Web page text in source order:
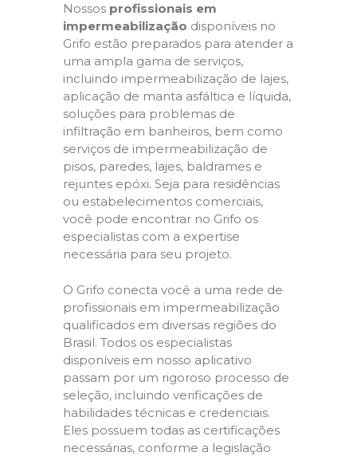
Nossos profissionais em
impermeabilização disponíveis no
Grifo estão preparados para atender a
uma ampla gama de serviços,
incluindo impermeabilização de lajes,
aplicação de manta asfáltica e líquida,
soluções para problemas de
infiltração em banheiros, bem como
serviços de impermeabilização de
pisos, paredes, lajes, baldrames e
rejuntes epóxi. Seja para residências
ou estabelecimentos comerciais,
você pode encontrar no Grifo os
especialistas com a expertise
necessária para seu projeto.
O Grifo conecta você a uma rede de
profissionais em impermeabilização
qualificados em diversas regiões do
Brasil. Todos os especialistas
disponíveis em nosso aplicativo
passam por um rigoroso processo de
seleção, incluindo verificações de
habilidades técnicas e credenciais.
Eles possuem todas as certificações
necessárias, conforme a legislação